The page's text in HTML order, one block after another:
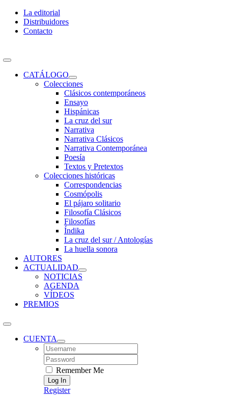
Skip
content
La editorial
Distribuidores
Contacto
Toggle
NavigationCATÁLOGO
Colecciones
Clásicos contemporáneos
Ensayo
Hispánicas
La cruz del sur
Narrativa
Narrativa Clásicos
Narrativa Contemporánea
Poesía
Textos y Pretextos
Colecciones históricas
Correspondencias
Cosmópolis
El pájaro solitario
Filosofía Clásicos
Filosofías
Índika
La cruz del sur / Antologías
La huella sonora
AUTORES
ACTUALIDAD
NOTICIAS
AGENDA
VÍDEOS
PREMIOS
CUENTA
Username:
Password:
Remember Me
Register